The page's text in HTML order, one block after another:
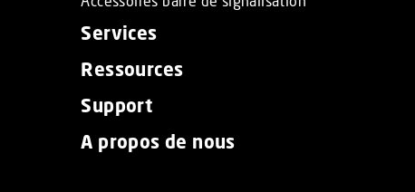
Services
Ressources
Support
A propos de nous